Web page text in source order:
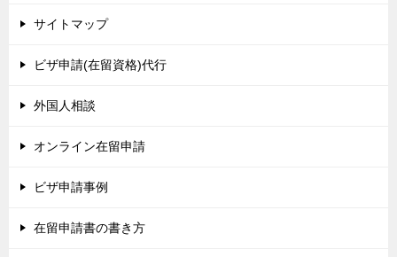
サイトマップ
ビザ申請(在留資格)代行
外国人相談
オンライン在留申請
ビザ申請事例
在留申請書の書き方